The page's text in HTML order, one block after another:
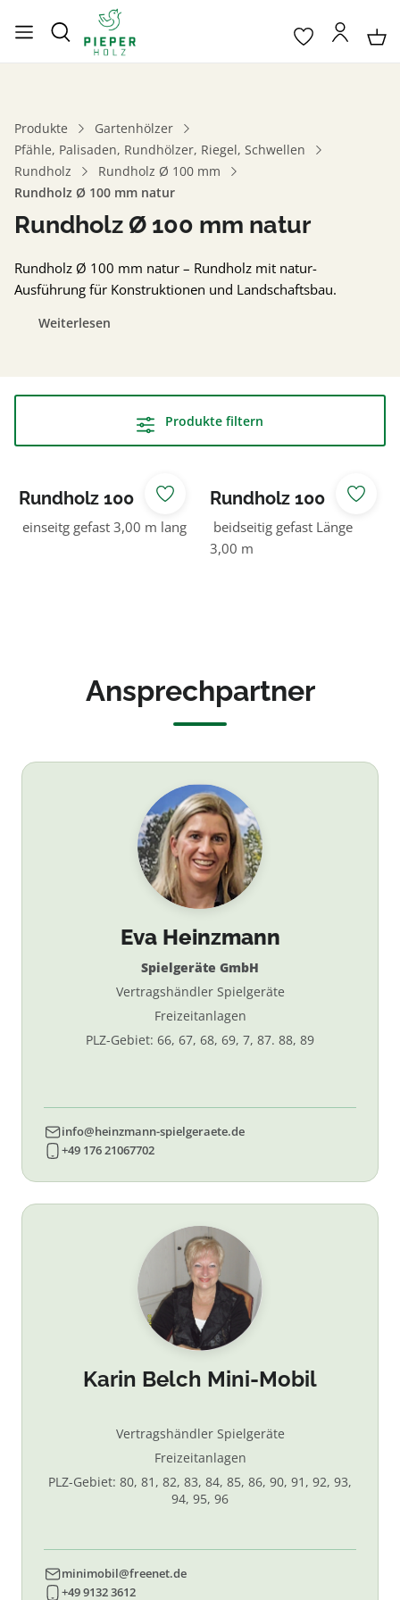
Produkte
Gartenhölzer
Pfähle, Palisaden, Rundhölzer, Riegel, Schwellen
Rundholz
Rundholz Ø 100 mm
Rundholz Ø 100 mm natur
Rundholz Ø 100 mm natur
Rundholz Ø 100 mm natur – Rundholz mit natur-
Ausführung für Konstruktionen und Landschaftsbau.
Weiterlesen
Produkte filtern
Rundholz 100
NADELHOLZ
einseitg gefast 3,00 m lang
Rundholz 100
NADELHOLZ
beidseitig gefast Länge
3,00 m
Ansprechpartner
Eva Heinzmann
Spielgeräte GmbH
Vertragshändler Spielgeräte
Freizeitanlagen
PLZ-Gebiet: 66, 67, 68, 69, 7, 87. 88, 89
info@heinzmann-spielgeraete.de
+49 176 21067702
Karin Belch Mini-Mobil
Vertragshändler Spielgeräte
Freizeitanlagen
PLZ-Gebiet: 80, 81, 82, 83, 84, 85, 86, 90, 91, 92, 93,
94, 95, 96
minimobil@freenet.de
+49 9132 3612